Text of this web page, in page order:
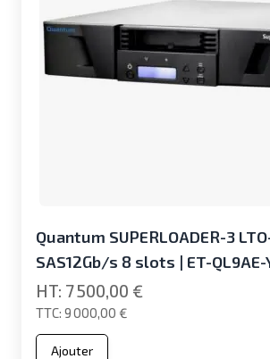
Quantum SUPERLOADER-3
SAS12Gb/s 8 slots | ET-QL9AE-
9 000,00 €
7 500,00 €
Ajouter